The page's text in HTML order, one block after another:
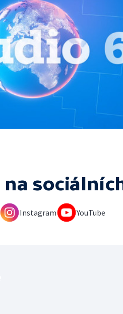
na
Instagram YouTube